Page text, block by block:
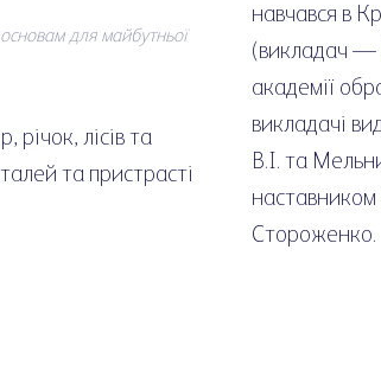
для майбутньої
річок, лісів та
та пристрасті
навчався в
(викладач —
академії
викладачі
В.І. та
Стороженко.